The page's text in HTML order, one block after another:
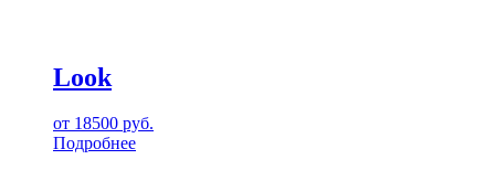
Look
от 18500 руб.
Подробнее